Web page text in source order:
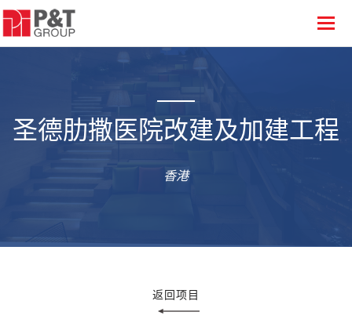
圣德肋撒医院改建及加建工程
香港
返回项目